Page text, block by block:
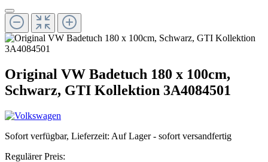
Original VW Badetuch 180 x 100cm,
Schwarz, GTI Kollektion 3A4084501
Sofort verfügbar, Lieferzeit: Auf Lager - sofort versandfertig
Regulärer Preis: